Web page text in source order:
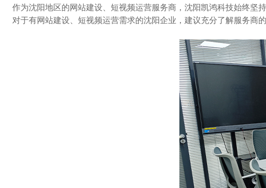
作为沈阳地区的网站建设、短视频运营服务商，沈阳凯鸿科技始终坚
对于有网站建设、短视频运营需求的沈阳企业，建议充分了解服务